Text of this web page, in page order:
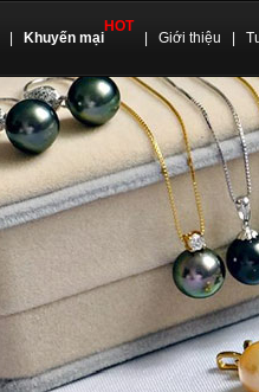
Khuyến mại
HOT
Giới thiệu